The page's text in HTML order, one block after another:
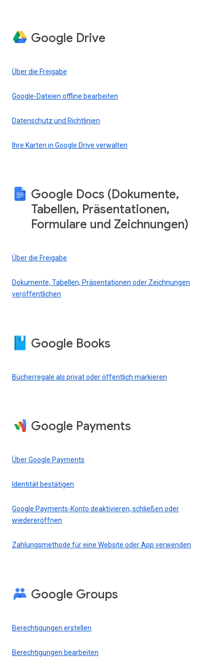
Google Drive
Über die Freigabe
Google-Dateien offline bearbeiten
Datenschutz und Richtlinien
Ihre Karten in Google Drive verwalten
Google Docs (Dokumente,
Tabellen, Präsentationen,
Formulare und Zeichnungen)
Über die Freigabe
Dokumente, Tabellen, Präsentationen oder Zeichnungen
veröffentlichen
Google Books
Bücherregale als privat oder öffentlich markieren
Google Payments
Über Google Payments
Identität bestätigen
Google Payments-Konto deaktivieren, schließen oder
wiedereröffnen
Zahlungsmethode für eine Website oder App verwenden
Google Groups
Berechtigungen erstellen
Berechtigungen bearbeiten